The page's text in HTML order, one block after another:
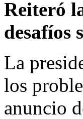
Reiteró
desafíos
La
los
anuncio